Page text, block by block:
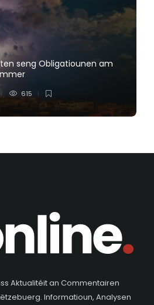
seng Obligatiounen am
615
Aktualitéit an Commentairen
Informatioun, Analysen